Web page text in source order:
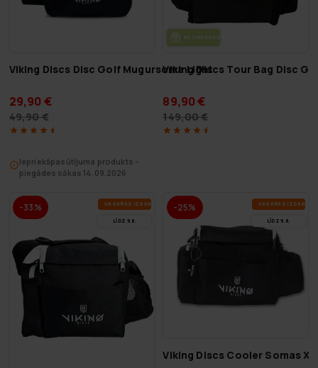
Viking Discs Disc Golf Mugursoma Light
29,90 €
49,90 €
Iepriekšpasūtījuma produkts –
piegādes sākas 14.09.2026
BEZ­MAK­SAS PIE­GĀ­DE
Viking Discs Tour Bag Disc
89,90 €
149,00 €
-33% VA­SA­RAS IZ­SKA­ŅA
LĪDZ 9.8.
-25% VA­SA­RAS IZ­SKA­ŅA
LĪDZ 9.8.
Viking Discs Cooler Somas XL